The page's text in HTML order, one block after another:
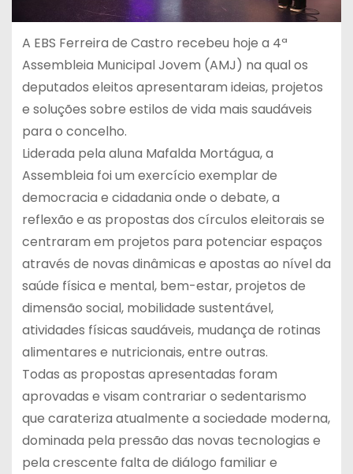
A EBS Ferreira de Castro recebeu hoje a 4ª
Assembleia Municipal Jovem (AMJ) na qual os
deputados eleitos apresentaram ideias, projetos
e soluções sobre estilos de vida mais saudáveis
para o concelho.
Liderada pela aluna Mafalda Mortágua, a
Assembleia foi um exercício exemplar de
democracia e cidadania onde o debate, a
reflexão e as propostas dos círculos eleitorais se
centraram em projetos para potenciar espaços
através de novas dinâmicas e apostas ao nível da
saúde física e mental, bem-estar, projetos de
dimensão social, mobilidade sustentável,
atividades físicas saudáveis, mudança de rotinas
alimentares e nutricionais, entre outras.
Todas as propostas apresentadas foram
aprovadas e visam contrariar o sedentarismo
que carateriza atualmente a sociedade moderna,
dominada pela pressão das novas tecnologias e
pela crescente falta de diálogo familiar e